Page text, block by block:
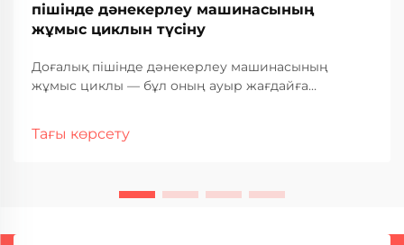
пішінде дәнекерлеу машинасының
жұмыс циклын түсіну
Доғалық пішінде дәнекерлеу машинасының
жұмыс циклы — бұл оның ауыр жағдайға
маңызды сипаттамалардың бірі. Бұл өлшем сіздің
Тағы көрсету